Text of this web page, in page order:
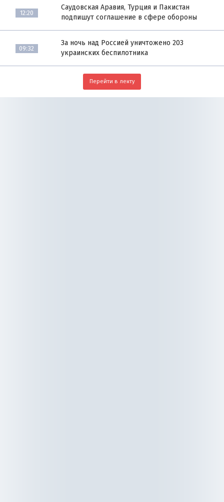
12:20
Саудовская Аравия, Турция и Пакистан
подпишут соглашение в сфере обороны
09:32
За ночь над Россией уничтожено 203
украинских беспилотника
Перейти в ленту